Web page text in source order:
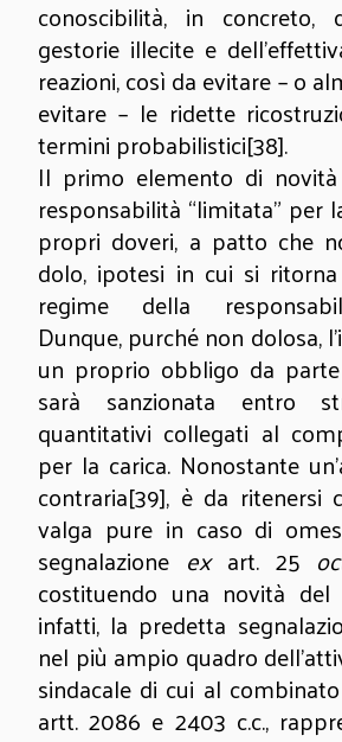
conoscibilità, in concreto,
gestorie illecite e
reazioni, così da evitare – o
evitare – le ridette
termini probabilistici[38].
Il primo elemento di
responsabilità “limitata” per
propri doveri, a patto che
dolo, ipotesi in cui si
regime della
Dunque, purché non dolosa,
un proprio obbligo da
sarà sanzionata entro
quantitativi collegati al
per la carica. Nonostante
contraria[39], è da ritenersi
valga pure in caso di
segnalazione ex art. 25
costituendo una novità del
infatti, la predetta
nel più ampio quadro
sindacale di cui al
artt. 2086 e 2403 c.c.,